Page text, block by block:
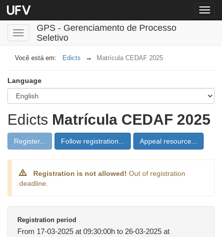
Menu
Toggle
navigation
GPS - Gerenciamento de Processo
Seletivo
Edicts Matrícula CEDAF 2025
Language
Edicts Matrícula CEDAF 2025
Register... Follow registration... Appeal resource...
Registration is not allowed! Out of registration
deadline.
Registration period
From 17-03-2025 at 09:30:00h to 26-03-2025 at